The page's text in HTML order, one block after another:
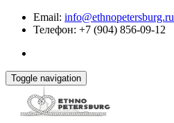
Email: info@ethnopetersburg.ru
Телефон: +7 (904) 856-09-12
Toggle navigation